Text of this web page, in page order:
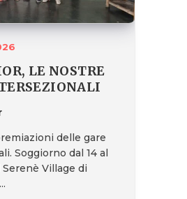
LE NOSTRE
delle gare
Soggiorno dal 14 al
Serenè Village di